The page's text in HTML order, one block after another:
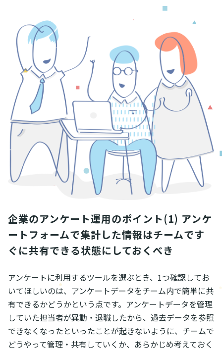
企業のアンケート運用のポイント(1) アンケ
ートフォームで集計した情報はチームです
ぐに共有できる状態にしておくべき
アンケートに利用するツールを選ぶとき、1つ確認してお
いてほしいのは、アンケートデータをチーム内で簡単に共
有できるかどうかという点です。アンケートデータを管理
していた担当者が異動・退職したから、過去データを参照
できなくなった――といったことが起きないように、チームで
どうやって管理・共有していくか、あらかじめ考えておく